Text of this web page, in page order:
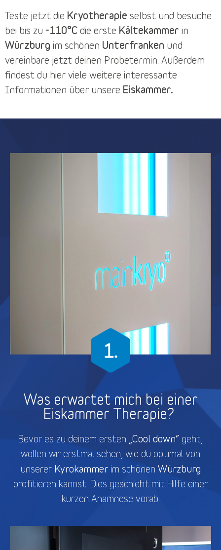
Teste jetzt die Kryotherapie selbst und besuche
bei bis zu -110°C die erste Kältekammer in
Würzburg im schönen Unterfranken und
vereinbare jetzt deinen Probetermin . Außerdem
findest du hier viele weitere interessante
Informationen über unsere Eiskammer.
Was erwartet mich bei einer
Eiskammer Therapie?
Bevor es zu deinem ersten „Cool down“ geht,
wollen wir erstmal sehen, wie du optimal von
unserer Kyrokammerim schönen Würzburg
profitieren kannst. Dies geschieht mit Hilfe einer
kurzen Anamnese vorab.